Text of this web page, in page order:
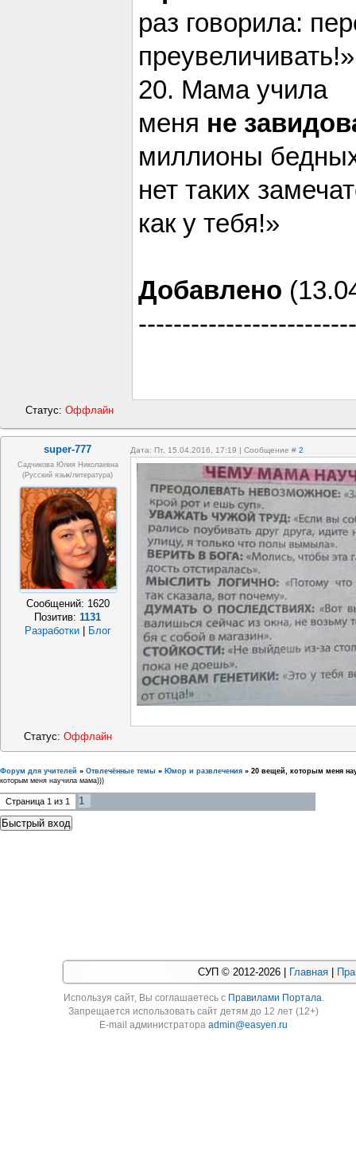
раз говорила:
преувеличивать!»
20. Мама учила
меня не
миллионы
нет таких
как у тебя!»
Добавлено
Статус:Оффлайн
super-777 Дата: Пт, 15.04.2016, 17:19 | Сообщение # 2
Садчикова Юлия Николаевна
(русский язык/литература)
Сообщений: 1620
Позитив:1131
Разработки
Блог
Статус: Оффлайн
Форум для учителей » Отвлечённые темы » Юмор и развлечения » 20 вещей, которым меня
которым меня научила мама)))
Страница 1 из 1 1
СУП © 2012-2026 | Главная
Используя cайт, Вы соглашаетесь с Правилами Портала.
Запрещается использовать сайт детям до 12 лет (12+)
E-mail администратораadmin@easyen.ru